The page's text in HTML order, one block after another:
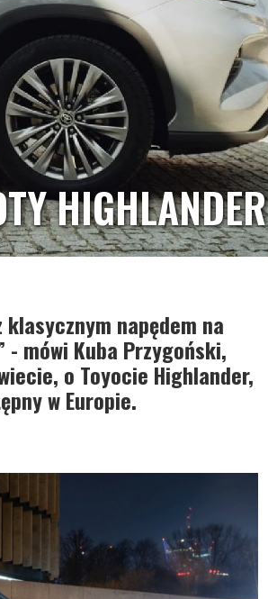
HIGHLANDER
napędem na
mówi Kuba Przygoński,
o Toyocie Highlander,
w Europie.